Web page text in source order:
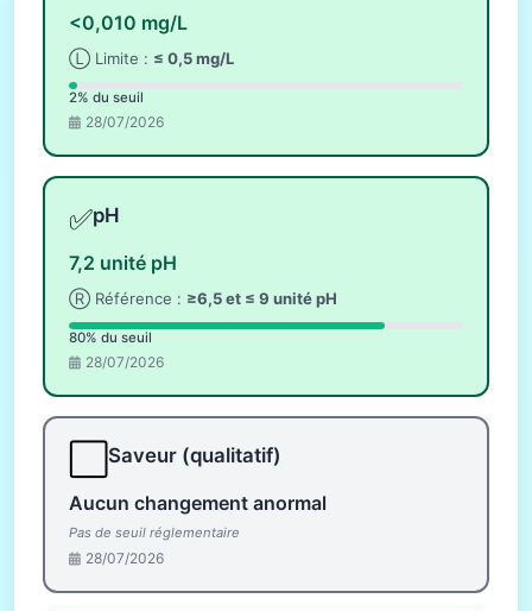
<0,010 mg/L
Ⓛ Limite : ≤ 0,5 mg/L
2% du seuil
28/07/2026
✅pH
7,2 unité pH
Ⓡ Référence : ≥6,5 et ≤ 9 unité pH
80% du seuil
28/07/2026
Saveur (qualitatif)
Aucun changement anormal
Pas de seuil réglementaire
28/07/2026